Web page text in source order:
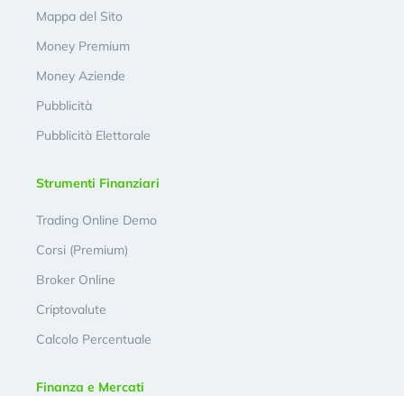
Mappa del Sito
Money Premium
Money Aziende
Pubblicità
Pubblicità Elettorale
Strumenti Finanziari
Trading Online Demo
Corsi (Premium)
Broker Online
Criptovalute
Calcolo Percentuale
Finanza e Mercati